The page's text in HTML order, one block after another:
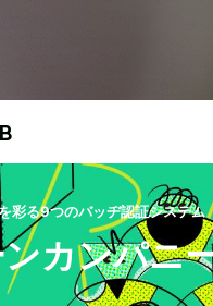
彩る9つのバッヂ認証システム
カンパニ